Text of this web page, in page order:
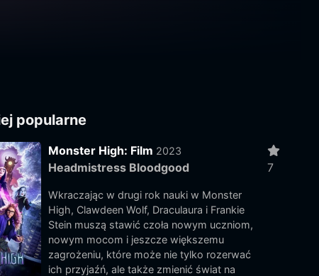
popularne
Monster High: Film 2023
Headmistress Bloodgood
Wkraczając w drugi rok nauki w Monster
High, Clawdeen Wolf, Draculaura i Frankie
Stein muszą stawić czoła nowym uczniom,
nowym mocom i jeszcze większemu
zagrożeniu, które może nie tylko rozerwać
ich przyjaźń, ale także zmienić świat na
7